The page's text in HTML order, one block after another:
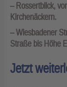
– Rossertblick,
Kirchenäckern.
– Wiesbadener
Straße bis Höhe
Jetzt